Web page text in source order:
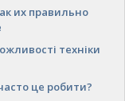
их правильно
техніки
це робити?